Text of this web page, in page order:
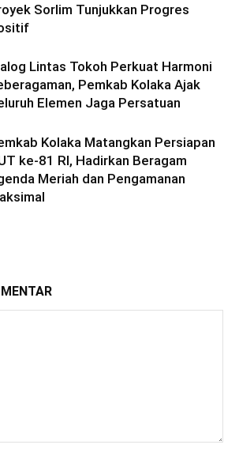
Sorlim Tunjukkan Progres
Lintas Tokoh Perkuat Harmoni
Pemkab Kolaka Ajak
Elemen Jaga Persatuan
Kolaka Matangkan Persiapan
ke-81 RI, Hadirkan Beragam
Meriah dan Pengamanan